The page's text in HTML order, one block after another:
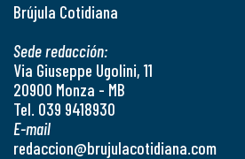
Brújula Cotidiana
Sede redacción:
Via Giuseppe Ugolini, 11
20900 Monza - MB
Tel. 039 9418930
E-mail
redaccion@brujulacotidiana.com